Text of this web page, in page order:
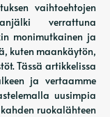
vaihtoehtojen
verrattuna
monimutkainen ja
kuten maankäytön,
Tässä artikkelissa
ja vertaamme
uusimpia
ruokalähteen